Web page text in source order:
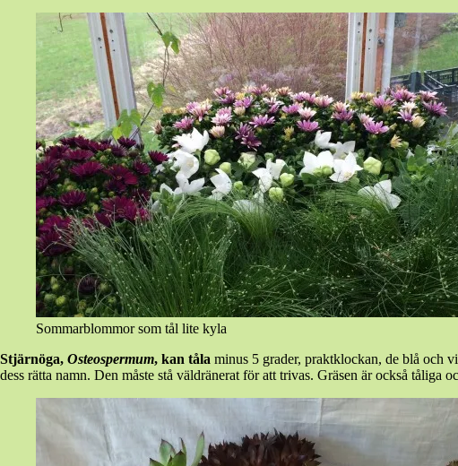
Sommarblommor som tål lite kyla
Stjärnöga, Osteospermum, kan tåla minus 5 grader, praktklockan, de blå och
dess rätta namn. Den måste stå väldränerat för att trivas. Gräsen är också tåliga